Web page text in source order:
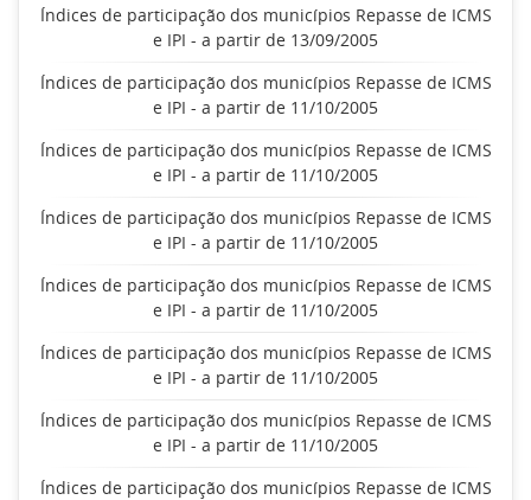
Índices de participação dos municípios Repasse de ICMS
e IPI - a partir de 13/09/2005
Índices de participação dos municípios Repasse de ICMS
e IPI - a partir de 11/10/2005
Índices de participação dos municípios Repasse de ICMS
e IPI - a partir de 11/10/2005
Índices de participação dos municípios Repasse de ICMS
e IPI - a partir de 11/10/2005
Índices de participação dos municípios Repasse de ICMS
e IPI - a partir de 11/10/2005
Índices de participação dos municípios Repasse de ICMS
e IPI - a partir de 11/10/2005
Índices de participação dos municípios Repasse de ICMS
e IPI - a partir de 11/10/2005
Índices de participação dos municípios Repasse de ICMS